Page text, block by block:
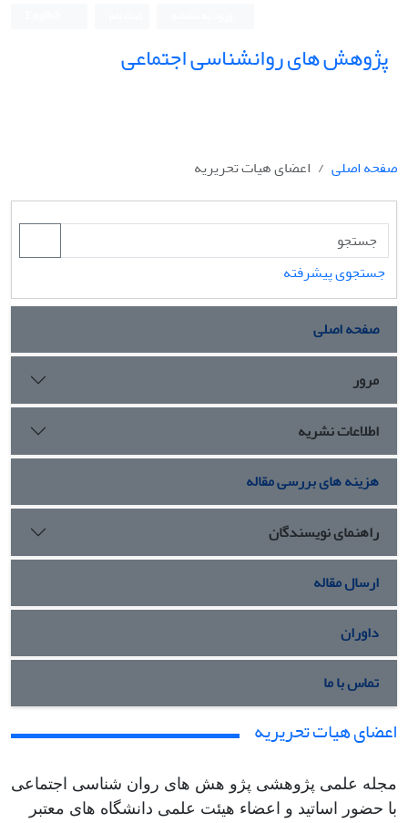
پژوهش های روانشناسی اجتماعی
صفحه اصلی اعضای هیات تحریریه
جستجوی پیشرفته
صفحه اصلی
مرور
اطلاعات نشریه
هزینه های بررسی مقاله
راهنمای نویسندگان
ارسال مقاله
داوران
تماس با ما
اعضای هیات تحریریه
مجله علمی پژوهشی پژو هش های روان شناسی اجتماعی
با حضور اساتید و اعضاء هیئت علمی دانشگاه های معتبر